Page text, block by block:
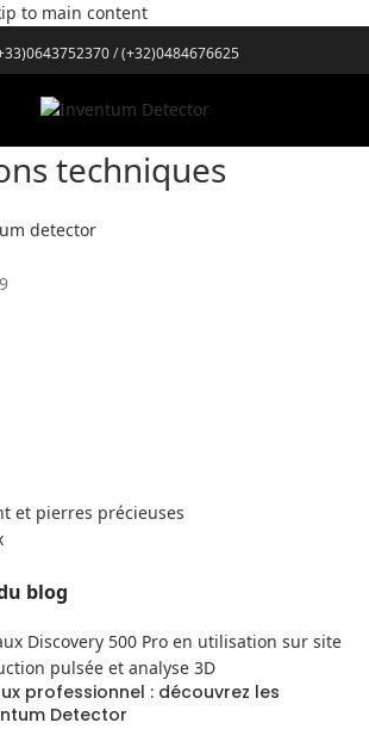
to main content
/(+32)0484676625
techniques
detector
et pierres précieuses
blog
professionnel : découvrez les
Detector